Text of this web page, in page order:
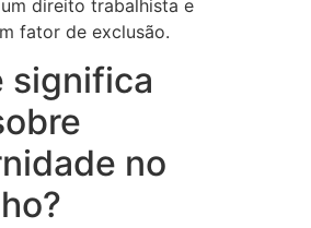
direito trabalhista e
fator de exclusão.
significa
no